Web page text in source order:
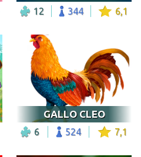
12 344 6,1
GALLO CLEO
6 524 7,1